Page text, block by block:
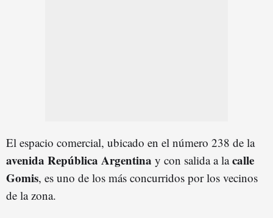
El espacio comercial, ubicado en el número 238 de la
avenida República Argentina y con salida a lacalle
Gomis, es uno de los más concurridos por los vecinos
de la zona.